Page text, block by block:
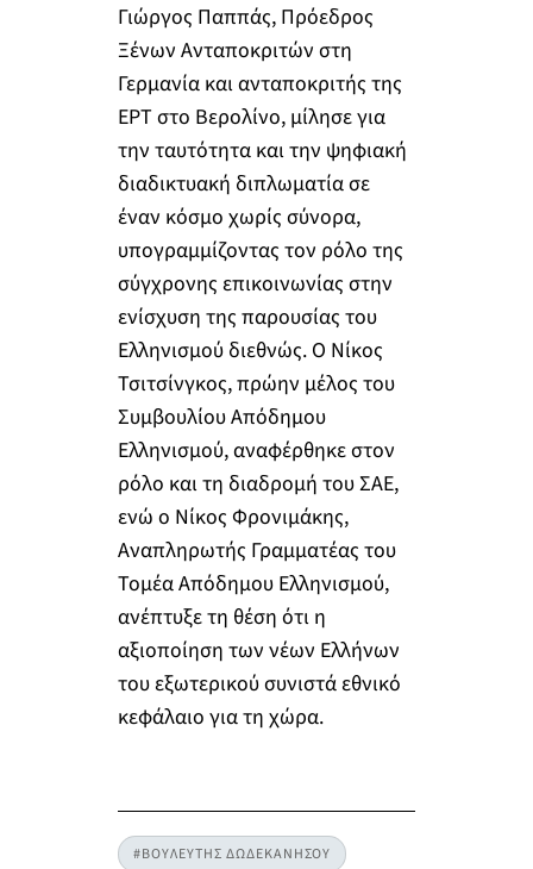
Γιώργος Παππάς, Πρόεδρος
Ξένων Ανταποκριτών στη
Γερμανία και ανταποκριτής της
ΕΡΤ στο Βερολίνο, μίλησε για
την ταυτότητα και την ψηφιακή
διαδικτυακή διπλωματία σε
έναν κόσμο χωρίς σύνορα,
υπογραμμίζοντας τον ρόλο της
σύγχρονης επικοινωνίας στην
ενίσχυση της παρουσίας του
Ελληνισμού διεθνώς. Ο Νίκος
Τσιτσίνγκος, πρώην μέλος του
Συμβουλίου Απόδημου
Ελληνισμού, αναφέρθηκε στον
ρόλο και τη διαδρομή του ΣΑΕ,
ενώ ο Νίκος Φρονιμάκης,
Αναπληρωτής Γραμματέας του
Τομέα Απόδημου Ελληνισμού,
ανέπτυξε τη θέση ότι η
αξιοποίηση των νέων Ελλήνων
του εξωτερικού συνιστά εθνικό
κεφάλαιο για τη χώρα.
#ΒΟΥΛΕΥΤΗΣ ΔΩΔΕΚΑΝΗΣΟΥ